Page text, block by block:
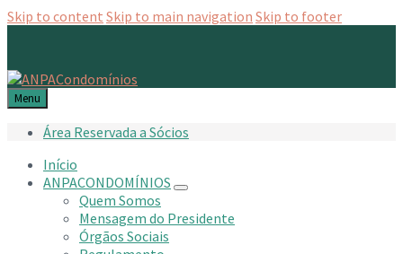
Skip to content Skip to main navigation Skip to footer
Menu
Área Reservada a Sócios
Início
ANPACONDOMÍNIOS
Quem Somos
Mensagem do Presidente
Órgãos Sociais